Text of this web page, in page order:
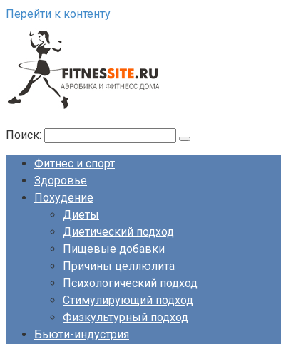
Перейти к контенту
Поиск:
Фитнес и спорт
Здоровье
Похудение
Диеты
Диетический подход
Пищевые добавки
Причины целлюлита
Психологический подход
Стимулирующий подход
Физкультурный подход
Бьюти-индустрия